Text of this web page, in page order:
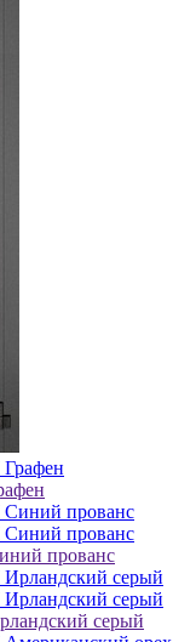
прованс
серый